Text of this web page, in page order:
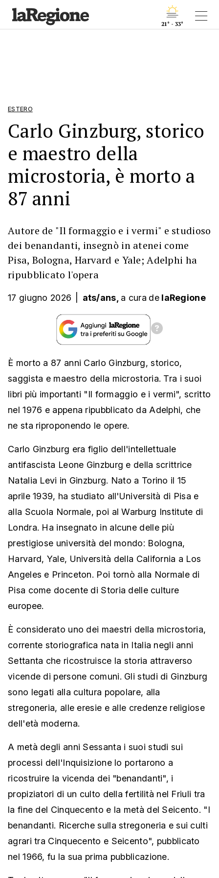
21° - 33°
ESTERO
Carlo Ginzburg, storico
e maestro della
microstoria, è morto a
87 anni
Autore de "Il formaggio e i vermi" e studioso
dei benandanti, insegnò in atenei come
Pisa, Bologna, Harvard e Yale; Adelphi ha
ripubblicato l'opera
17 giugno 2026 ats/ans, a cura de laRegione
È morto a 87 anni Carlo Ginzburg, storico,
saggista e maestro della microstoria. Tra i suoi
libri più importanti "Il formaggio e i vermi", scritto
nel 1976 e appena ripubblicato da Adelphi, che
ne sta riproponendo le opere.
Carlo Ginzburg era figlio dell'intellettuale
antifascista Leone Ginzburg e della scrittrice
Natalia Levi in Ginzburg. Nato a Torino il 15
aprile 1939, ha studiato all'Università di Pisa e
alla Scuola Normale, poi al Warburg Institute di
Londra. Ha insegnato in alcune delle più
prestigiose università del mondo: Bologna,
Harvard, Yale, Università della California a Los
Angeles e Princeton. Poi tornò alla Normale di
Pisa come docente di Storia delle culture
europee.
È considerato uno dei maestri della microstoria,
corrente storiografica nata in Italia negli anni
Settanta che ricostruisce la storia attraverso
vicende di persone comuni. Gli studi di Ginzburg
sono legati alla cultura popolare, alla
stregoneria, alle eresie e alle credenze religiose
dell'età moderna.
A metà degli anni Sessanta i suoi studi sui
processi dell'Inquisizione lo portarono a
ricostruire la vicenda dei "benandanti", i
propiziatori di un culto della fertilità nel Friuli tra
la fine del Cinquecento e la metà del Seicento. "I
benandanti. Ricerche sulla stregoneria e sui culti
agrari tra Cinquecento e Seicento", pubblicato
nel 1966, fu la sua prima pubblicazione.